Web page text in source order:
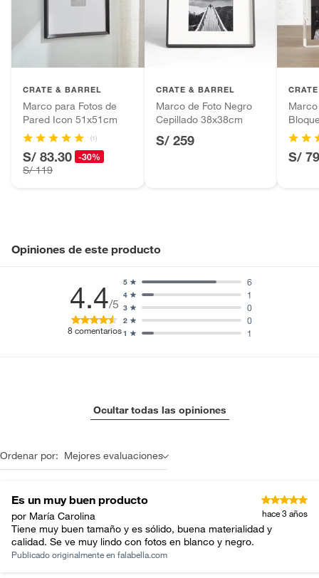
Ancho 45cm
Alto
Capacidad de fotos 1
Pinturas de color a pedido.
Baterías de auto.
Motocicletas y bicicletas motorizadas.
CRATE & BARREL
Marco para Fotos de
Pared Icon 51x51cm
(1)
S/ 83.30 -30%
S/ 119
CRATE & BARREL
Marco de Foto Negro
Cepillado 38x38cm
S/ 259
S/
Opiniones de este producto
4.4/5
8 comentarios1 1
2 0
3 0
4 1
5 6
Ocultar todas las opiniones
Ordenar por: Mejores evaluaciones
Es un muy buen producto
por María Carolina hace 3 años
Tiene muy buen tamaño y es sólido, buena materialidad y
calidad. Se ve muy lindo con fotos en blanco y negro.
Publicado originalmente en falabella.com